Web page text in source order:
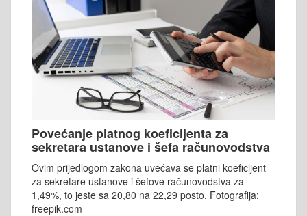
Povećanje platnog koeficijenta za
sekretara ustanove i šefa računovodstva
Ovim prijedlogom zakona uvećava se platni koeficijent
za sekretare ustanove i šefove računovodstva za
1,49%, to jeste sa 20,80 na 22,29 posto. Fotografija:
freepik.com